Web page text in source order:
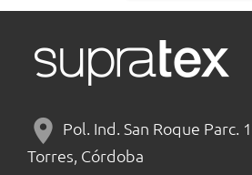
location_on Pol. Ind. San Roque Parc.
Torres, Córdoba